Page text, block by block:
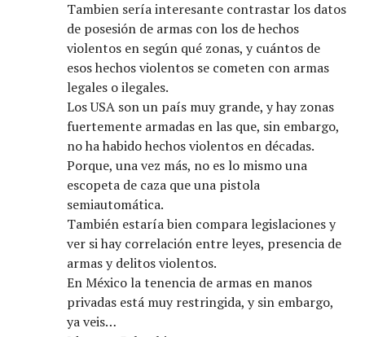
Tambien sería interesante contrastar los datos
de posesión de armas con los de hechos
violentos en según qué zonas, y cuántos de
esos hechos violentos se cometen con armas
legales o ilegales.
Los USA son un país muy grande, y hay zonas
fuertemente armadas en las que, sin embargo,
no ha habido hechos violentos en décadas.
Porque, una vez más, no es lo mismo una
escopeta de caza que una pistola
semiautomática.
También estaría bien compara legislaciones y
ver si hay correlación entre leyes, presencia de
armas y delitos violentos.
En México la tenencia de armas en manos
privadas está muy restringida, y sin embargo,
ya veis…